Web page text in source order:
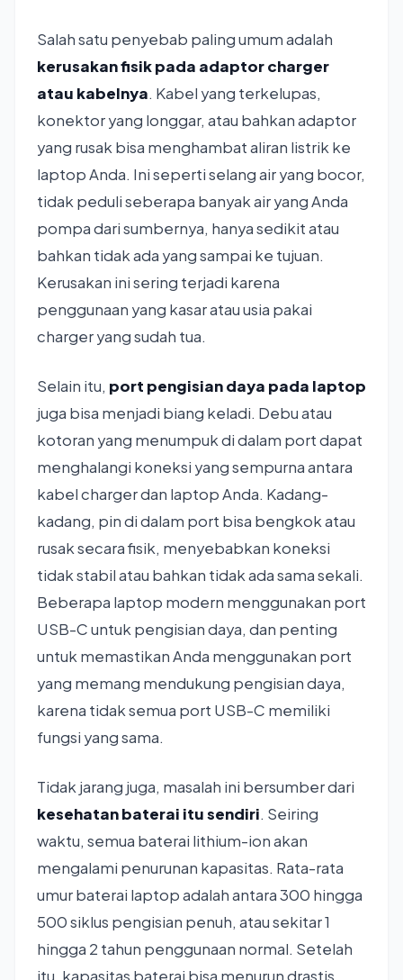
Salah satu penyebab paling umum adalah
kerusakan fisik pada adaptor charger
atau kabelnya. Kabel yang terkelupas,
konektor yang longgar, atau bahkan adaptor
yang rusak bisa menghambat aliran listrik ke
laptop Anda. Ini seperti selang air yang bocor,
tidak peduli seberapa banyak air yang Anda
pompa dari sumbernya, hanya sedikit atau
bahkan tidak ada yang sampai ke tujuan.
Kerusakan ini sering terjadi karena
penggunaan yang kasar atau usia pakai
charger yang sudah tua.
Selain itu, port pengisian daya pada laptop
juga bisa menjadi biang keladi. Debu atau
kotoran yang menumpuk di dalam port dapat
menghalangi koneksi yang sempurna antara
kabel charger dan laptop Anda. Kadang-
kadang, pin di dalam port bisa bengkok atau
rusak secara fisik, menyebabkan koneksi
tidak stabil atau bahkan tidak ada sama sekali.
Beberapa laptop modern menggunakan port
USB-C untuk pengisian daya, dan penting
untuk memastikan Anda menggunakan port
yang memang mendukung pengisian daya,
karena tidak semua port USB-C memiliki
fungsi yang sama.
Tidak jarang juga, masalah ini bersumber dari
kesehatan baterai itu sendiri. Seiring
waktu, semua baterai lithium-ion akan
mengalami penurunan kapasitas. Rata-rata
umur baterai laptop adalah antara 300 hingga
500 siklus pengisian penuh, atau sekitar 1
hingga 2 tahun penggunaan normal. Setelah